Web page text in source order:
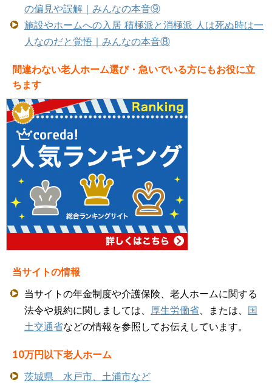
の偏見や誤解｜みんなの本音⑨
施設やホームへの入居 積極派と消極派 人は死ぬ時は一
人なのだと覚悟｜みんなの本音⑧
間違わない老人ホーム選び・急いでいる方にもお役に立
ちます
当サイトの情報
当サイトの年金制度や介護保険、老人ホームに関する
法令や規約に関しましては、 厚生労働省 、または、 国
土交通省などの情報を参照してお伝えしています。
10万円以下老人ホーム
茨城県 水戸市、土浦市など